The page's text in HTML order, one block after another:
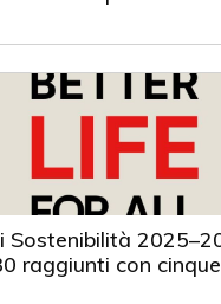
Sostenibilità
raggiunti con